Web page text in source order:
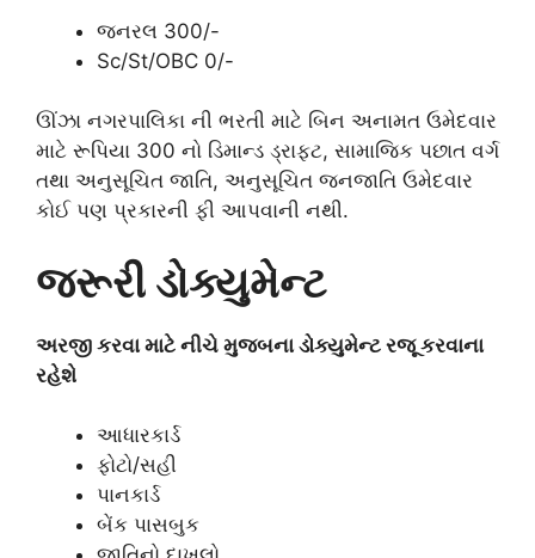
જનરલ 300/-
Sc/St/OBC 0/-
ઊંઝા નગરપાલિકા ની ભરતી માટે બિન અનામત ઉમેદવાર
માટે રૂપિયા 300 નો ડિમાન્ડ ડ્રાફ્ટ, સામાજિક પછાત વર્ગ
તથા અનુસૂચિત જાતિ, અનુસૂચિત જનજાતિ ઉમેદવાર
કોઈ પણ પ્રકારની ફી આપવાની નથી.
જરૂરી ડોક્યુમેન્ટ
અરજી કરવા માટે નીચે મુજબના ડોક્યુમેન્ટ રજૂ કરવાના
રહેશે
આધારકાર્ડ
ફોટો/સહી
પાનકાર્ડ
બેંક પાસબુક